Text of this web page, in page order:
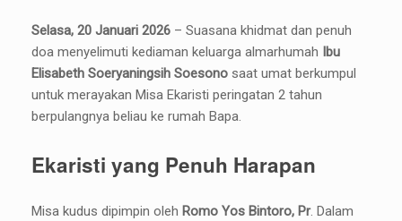
Selasa, 20 Januari 2026 – Suasana khidmat dan penuh
doa menyelimuti kediaman keluarga almarhumah Ibu
Elisabeth Soeryaningsih Soesono saat umat berkumpul
untuk merayakan Misa Ekaristi peringatan 2 tahun
berpulangnya beliau ke rumah Bapa.
Ekaristi yang Penuh Harapan
Misa kudus dipimpin oleh Romo Yos Bintoro, Pr. Dalam